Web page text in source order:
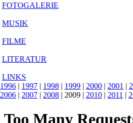
FOTOGALERIE
MUSIK
FILME
LITERATUR
LINKS
1996 | 1997 | 1998 | 1999 | 2000 | 2001 |
2006 | 2007 | 2008 | 2009 | 2010 | 2011 |